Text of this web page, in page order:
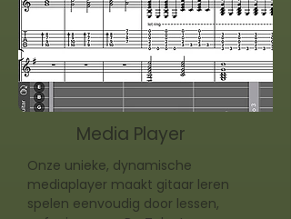
Media Player
Onze unieke, dynamische
mediaplayer maakt gitaar leren
spelen eenvoudig door lessen,